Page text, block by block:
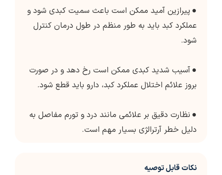
● پیرازین آمید ممکن است باعث سمیت کبدی شود و
عملکرد کبد باید به طور منظم در طول درمان کنترل
شود.
●آسیب شدید کبدی ممکن است رخ دهد و در صورت
بروز علائم اختلال عملکرد کبد، دارو باید قطع شود.
● نظارت دقیق بر علائمی مانند درد و تورم مفاصل به
دلیل خطر آرترالژی بسیار مهم است.
نکات قابل توصیه